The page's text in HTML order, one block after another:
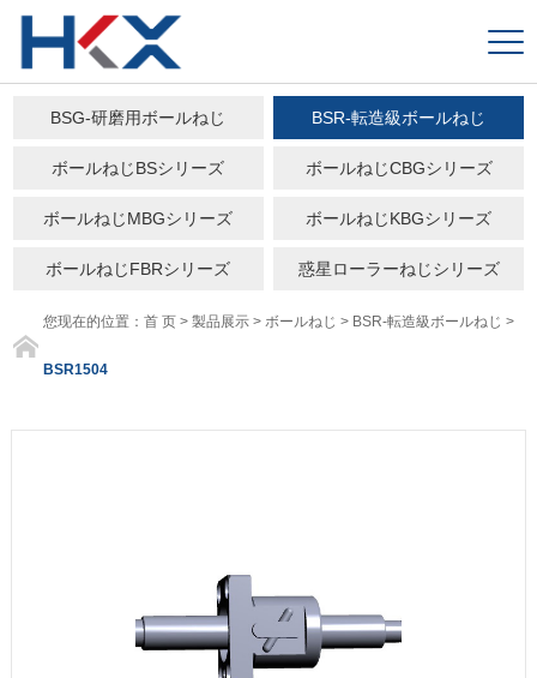
BSG-研磨用ボールねじ BSR-転造級ボールねじ
ボールねじBSシリーズ ボールねじCBGシリーズ
ボールねじMBGシリーズ ボールねじKBGシリーズ
ボールねじFBRシリーズ 惑星ローラーねじシリーズ
您现在的位置：首 页 >製品展示 >ボールねじ > BSR-転造級ボールねじ >
BSR1504